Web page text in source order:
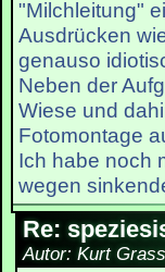
"Milchleitung"
Ausdrücken
genauso
Neben der
Wiese und
Fotomontage
Ich habe noch
wegen
Re:
Autor: Kurt